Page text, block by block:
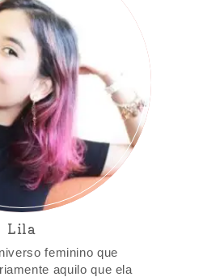
Lila
feminino que
aquilo que ela